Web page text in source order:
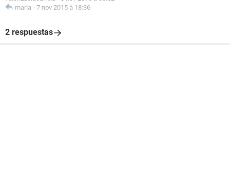
maria - 7 nov 2015 à 18:36
2 respuestas